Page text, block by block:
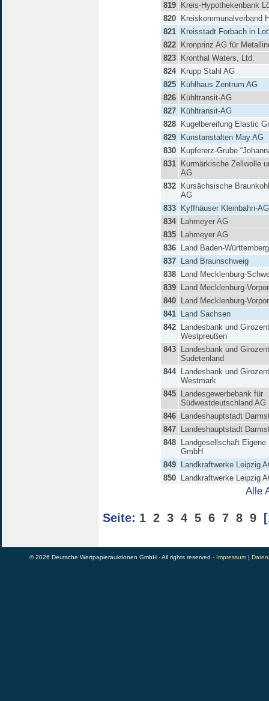
819
Kreis-Hypothekenbank
820
Kreiskommunalverband
821
Kreisstadt Forbach in
822
Kronprinz AG für
823
Kronthal Waters, Ltd.
824
Krupp Stahl AG
825
Kühlhaus Zentrum AG
826
Kühltransit-AG
827
Kühltransit-AG
828
Kugelbereifung Elastic
829
Kunstanstalten May AG
830
Kupfererz-Grube
831
Kurmärkische Zellwolle
AG
832
Kursächsische
AG
833
Kyffhäuser Kleinbahn-AG
834
Lahmeyer AG
835
Lahmeyer AG
836
Land Baden-Württemberg
837
Land Braunschweig
838
Land Mecklenburg-
839
Land Mecklenburg-
840
Land Mecklenburg-
841
Land Sachsen
842
Landesbank und
Westpreußen
843
Landesbank und
Sudetenland
844
Landesbank und
Westmark
845
Landesgewerbebank für
Südwestdeutschland AG
846
Landeshauptstadt
847
Landeshauptstadt
848
Landgesellschaft Eigene
GmbH
849
Landkraftwerke Leipzig
850
Landkraftwerke Leipzig
Alle
Seite: 1 2 3 4 5 6 7 8 9
© 2026 Deutsche Wertpapierauktionen GmbH - All rights reserved - Impressum|